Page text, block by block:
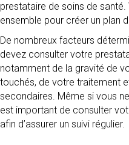
prestataire de soins de
ensemble pour créer un plan
De nombreux facteurs
devez consulter votre
notamment de la gravité de
touchés, de votre traitement
secondaires. Même si vous
est important de consulter
afin d’assurer un suivi régulier.